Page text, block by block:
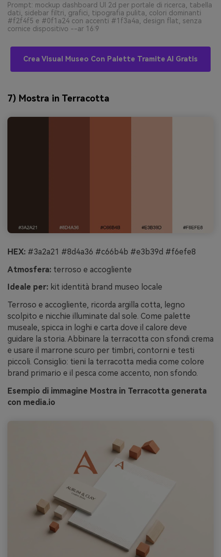
Prompt: mockup dashboard UI 2d per portale di ricerca, tabella
dati, sidebar filtri, grafici, tipografia pulita, colori dominanti
#f2f4f5 e #0f1a24 con accenti #1f3a4a, design flat, senza
cornice dispositivo --ar 16:9
Crea Visual Museo Con Palette Tramite AI Gratis
7) Mostra in Terracotta
HEX: #3a2a21 #8d4a36 #c66b4b #e3b39d #f6efe8
Atmosfera: terroso e accogliente
Ideale per: kit identità brand museo locale
Terroso e accogliente, ricorda argilla cotta, legno
scolpito e nicchie illuminate dal sole. Come palette
museale, spicca in loghi e carta dove il calore deve
guidare la storia. Abbinare la terracotta con sfondi crema
e usare il marrone scuro per timbri, contorni e testi
piccoli. Consiglio: tieni la terracotta media come colore
brand primario e il pesca come accento, non sfondo.
Esempio di immagine Mostra in Terracotta generata
con media.io